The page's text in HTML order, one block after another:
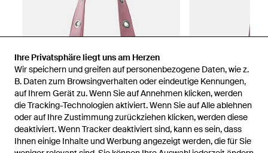
Ihre Privatsphäre liegt uns am Herzen
Wir speichern und greifen auf personenbezogene Daten, wie z.
B. Daten zum Browsingverhalten oder eindeutige Kennungen,
auf Ihrem Gerät zu. Wenn Sie auf Annehmen klicken, werden
die Tracking-Technologien aktiviert. Wenn Sie auf Alle ablehnen
oder auf Ihre Zustimmung zurückziehen klicken, werden diese
deaktiviert. Wenn Tracker deaktiviert sind, kann es sein, dass
Ihnen einige Inhalte und Werbung angezeigt werden, die für Sie